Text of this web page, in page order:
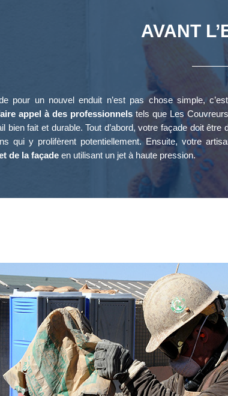
AVANT
pour un nouvel enduit n’est pas chose simple,
appel à des professionnels tels que Les
bien fait et durable. Tout d’abord, votre façade doit être
qui y prolifèrent potentiellement. Ensuite, votre
de la façade en utilisant un jet à haute pression.